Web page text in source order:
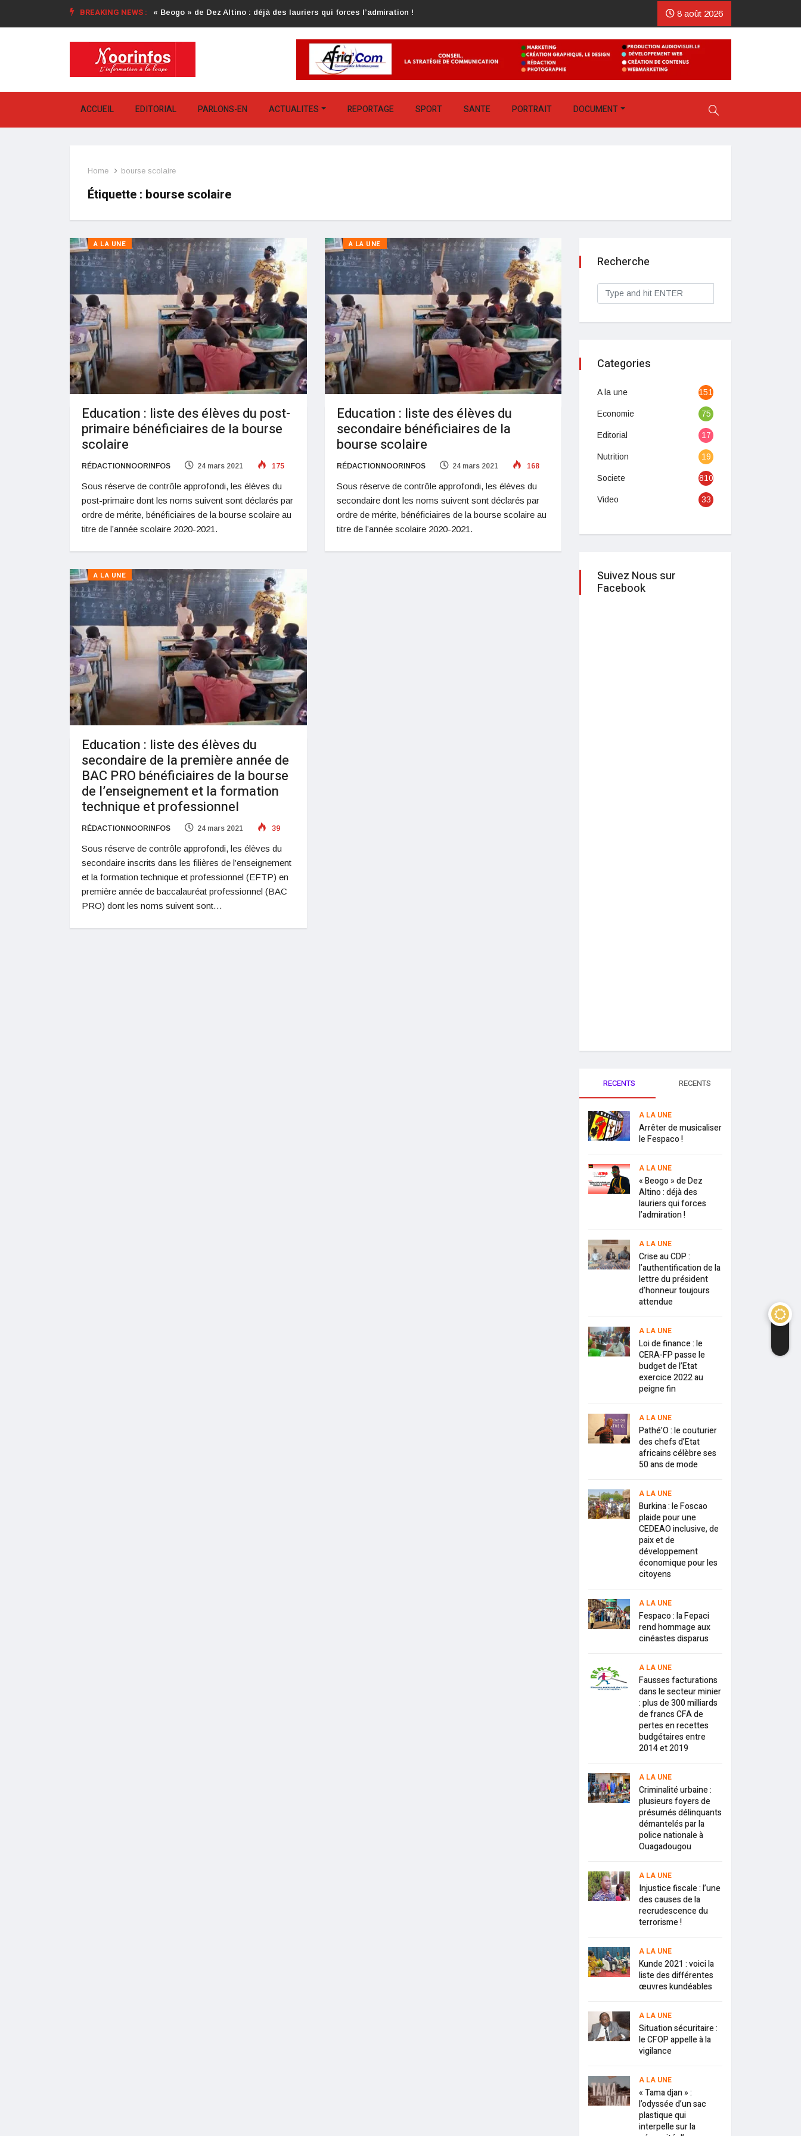
BREAKING NEWS : « Beogo » de Dez Altino : déjà des lauriers qui forces l’admiration ! 8 août 2026
ACCUEIL EDITORIAL PARLONS-EN ACTUALITES REPORTAGE SPORT SANTE PORTRAIT DOCUMENT
Home bourse scolaire
Étiquette : bourse scolaire
A LA UNE
Education : liste des élèves du post-
primaire bénéficiaires de la bourse
scolaire
RÉDACTIONNOORINFOS 24 mars 2021 175
Sous réserve de contrôle approfondi, les élèves du
post-primaire dont les noms suivent sont déclarés par
ordre de mérite, bénéficiaires de la bourse scolaire au
titre de l’année scolaire 2020-2021.
A LA UNE
Education : liste des élèves du
secondaire bénéficiaires de la
bourse scolaire
RÉDACTIONNOORINFOS 24 mars 2021 168
Sous réserve de contrôle approfondi, les élèves du
secondaire dont les noms suivent sont déclarés par
ordre de mérite, bénéficiaires de la bourse scolaire au
titre de l’année scolaire 2020-2021.
A LA UNE
Education : liste des élèves du
secondaire de la première année de
BAC PRO bénéficiaires de la bourse
de l’enseignement et la formation
technique et professionnel
RÉDACTIONNOORINFOS 24 mars 2021 39
Sous réserve de contrôle approfondi, les élèves du
secondaire inscrits dans les filières de l’enseignement
et la formation technique et professionnel (EFTP) en
première année de baccalauréat professionnel (BAC
PRO) dont les noms suivent sont…
Recherche
Categories
A la une 1513
Economie 75
Editorial 17
Nutrition 19
Societe 810
Video 33
Suivez Nous sur
Facebook
RECENTS RECENTS
A LA UNE
Arrêter de musicaliser
le Fespaco !
A LA UNE
« Beogo » de Dez
Altino : déjà des
lauriers qui forces
l’admiration !
A LA UNE
Crise au CDP :
l’authentification de la
lettre du président
d’honneur toujours
attendue
A LA UNE
Loi de finance : le
CERA-FP passe le
budget de l’Etat
exercice 2022 au
peigne fin
A LA UNE
Pathé’O : le couturier
des chefs d’Etat
africains célèbre ses
50 ans de mode
A LA UNE
Burkina : le Foscao
plaide pour une
CEDEAO inclusive, de
paix et de
développement
économique pour les
citoyens
A LA UNE
Fespaco : la Fepaci
rend hommage aux
cinéastes disparus
A LA UNE
Fausses facturations
dans le secteur minier
: plus de 300 milliards
de francs CFA de
pertes en recettes
budgétaires entre
2014 et 2019
A LA UNE
Criminalité urbaine :
plusieurs foyers de
présumés délinquants
démantelés par la
police nationale à
Ouagadougou
A LA UNE
Injustice fiscale : l’une
des causes de la
recrudescence du
terrorisme !
A LA UNE
Kunde 2021 : voici la
liste des différentes
œuvres kundéables
A LA UNE
Situation sécuritaire :
le CFOP appelle à la
vigilance
A LA UNE
« Tama djan » :
l’odyssée d’un sac
plastique qui
interpelle sur la